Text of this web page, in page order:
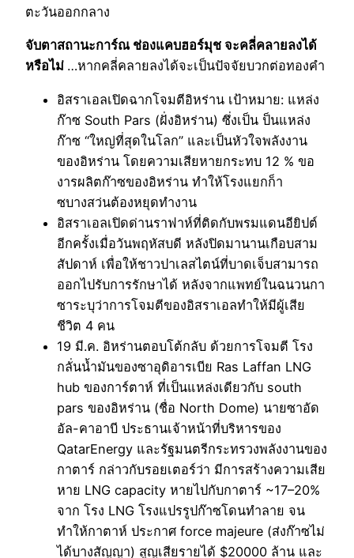
ตะวันออกกลาง
จับตาสถานะการ์ณ ช่องแคบฮอร์มุช จะคลี่คลายลงได้
หรือไม่ …หากคลี่คลายลงได้จะเป็นปัจจัยบวกต่อทองคำ
อิสราเอลเปิดฉากโจมตีอิหร่าน เป้าหมาย: แหล่ง
ก๊าซ South Pars (ฝั่งอิหร่าน) ซึ่งเป็น ป็นแหล่ง
ก๊าซ “ใหญ่ที่สุดในโลก” และเป็นหัวใจพลังงาน
ของอิหร่าน โดยความเสียหายกระทบ 12 % ขอ
งารผลิตก๊าซของอิหร่าน ทำให้โรงแยกก็า
ซบางสว่นต้องหยุดทำงาน
อิสราเอลเปิดด่านราฟาห์ที่ติดกับพรมแดนอียิปต์
อีกครั้งเมื่อวันพฤหัสบดี หลังปิดมานานเกือบสาม
สัปดาห์ เพื่อให้ชาวปาเลสไตน์ที่บาดเจ็บสามารถ
ออกไปรับการรักษาได้ หลังจากแพทย์ในฉนวนกา
ซาระบุว่าการโจมตีของอิสราเอลทำให้มีผู้เสีย
ชีวิต 4 คน
19 มี.ค. อิหร่านตอบโต้กลับ ด้วยการโจมตี โรง
กลั่นน้ำมันของซาอุดิอารเบีย Ras Laffan LNG
hub ของการ์ตาห์ ที่เป็นแหล่งเดียวกับ south
pars ของอิหร่าน (ชื่อ North Dome) นายซาอัด
อัล-คาอาบี ประธานเจ้าหน้าที่บริหารของ
QatarEnergy และรัฐมนตรีกระทรวงพลังงานของ
กาตาร์ กล่าวกับรอยเตอร์ว่า มีการสร้างความเสีย
หาย LNG capacity หายไปกับกาตาร์ ~17–20%
จาก โรง LNG โรงแปรรูปก๊าซโดนทำลาย จน
ทำให้กาตาห์ ประกาศ force majeure (ส่งก๊าซไม่
ได้บางสัญญา) สูญเสียรายได้ $20000 ล้าน และ